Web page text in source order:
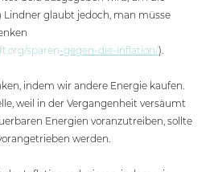
Lindner glaubt jedoch, man müsse
sparen-gegen-die-inflation/).
indem wir andere Energie kaufen.
weil in der Vergangenheit versäumt
Energien voranzutreiben, sollte
werden.